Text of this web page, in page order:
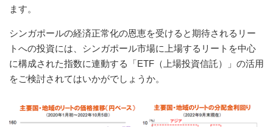
ます。
シンガポールの経済正常化の恩恵を受けると期待されるリー
トへの投資には、シンガポール市場に上場するリートを中心
に構成された指数に連動する「ETF（上場投資信託）」の活用
をご検討されてはいかがでしょうか。